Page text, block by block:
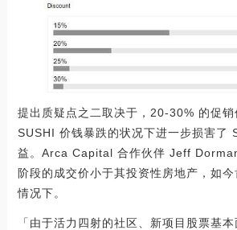
提出质疑点之二取决于，20-30% 的促销
SUSHI 价钱暴跌的状况下进一步损害了
益。Arca Capital 合作伙伴 Jeff
阶段的成交价小于其投资性房地产，如
情况下。
「由于活力四射的社区、新项目股票基